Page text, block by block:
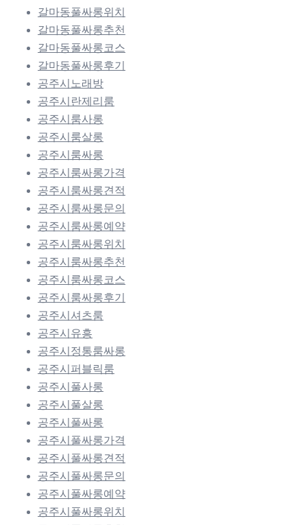
갈마동풀싸롱위치
갈마동풀싸롱추천
갈마동풀싸롱코스
갈마동풀싸롱후기
공주시노래방
공주시란제리룸
공주시룸사롱
공주시룸살롱
공주시룸싸롱
공주시룸싸롱가격
공주시룸싸롱견적
공주시룸싸롱문의
공주시룸싸롱예약
공주시룸싸롱위치
공주시룸싸롱추천
공주시룸싸롱코스
공주시룸싸롱후기
공주시셔츠룸
공주시유흥
공주시정통룸싸롱
공주시퍼블릭룸
공주시풀사롱
공주시풀살롱
공주시풀싸롱
공주시풀싸롱가격
공주시풀싸롱견적
공주시풀싸롱문의
공주시풀싸롱예약
공주시풀싸롱위치